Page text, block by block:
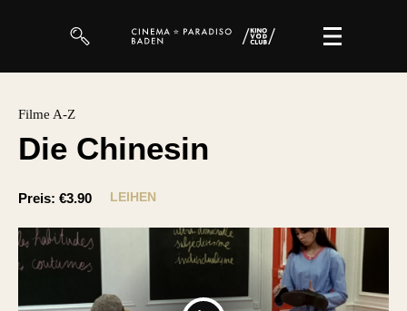
Magazin
Filme A-Z
Die Chinesin
Preis: €3.90 LEIHEN